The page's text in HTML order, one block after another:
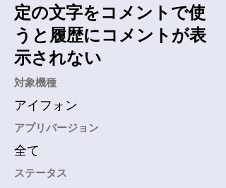
定の文字をコメントで使
うと履歴にコメントが表
示されない
​対象機種
アイフォン
アプリバージョン
全て
​ステータス